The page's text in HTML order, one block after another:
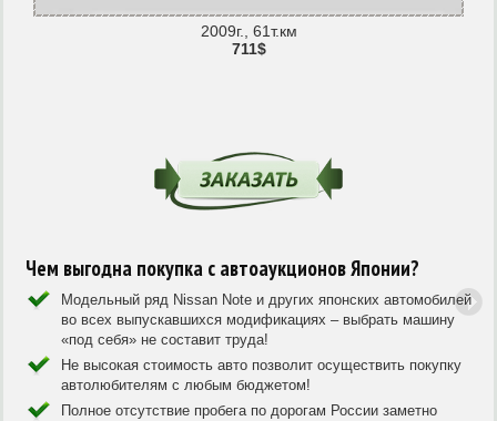
2009г., 61т.км
711$
Чем выгодна покупка с автоаукционов Японии?
Модельный ряд Nissan Note и других японских автомобилей
во всех выпускавшихся модификациях – выбрать машину
«под себя» не составит труда!
Не высокая стоимость авто позволит осуществить покупку
автолюбителям с любым бюджетом!
Полное отсутствие пробега по дорогам России заметно